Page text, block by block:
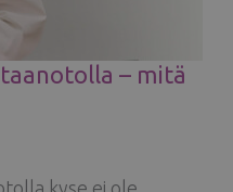
– mitä